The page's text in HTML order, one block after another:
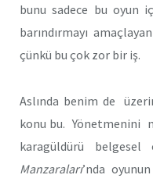
bunu sadece bu oyun
barındırmayı
çünkü bu çok zor bir iş.
Aslında benim de
konu bu. Yönetmenini
karagüldürü belgesel
Manzaraları’nda